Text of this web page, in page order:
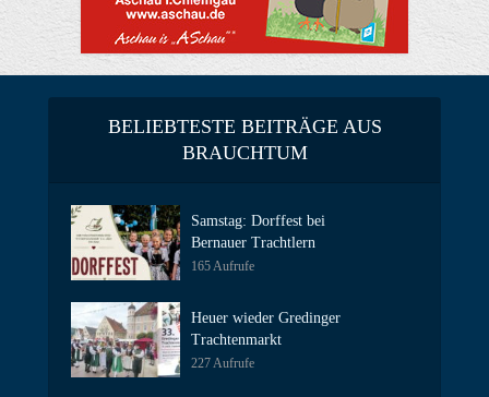
BELIEBTESTE BEITRÄGE AUS
BRAUCHTUM
Samstag: Dorffest bei
Bernauer Trachtlern
165 Aufrufe
Heuer wieder Gredinger
Trachtenmarkt
227 Aufrufe